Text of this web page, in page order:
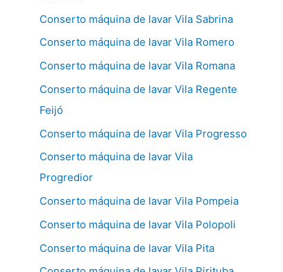
Conserto máquina de lavar Vila Sabrina
Conserto máquina de lavar Vila Romero
Conserto máquina de lavar Vila Romana
Conserto máquina de lavar Vila Regente
Feijó
Conserto máquina de lavar Vila Progresso
Conserto máquina de lavar Vila
Progredior
Conserto máquina de lavar Vila Pompeia
Conserto máquina de lavar Vila Polopoli
Conserto máquina de lavar Vila Pita